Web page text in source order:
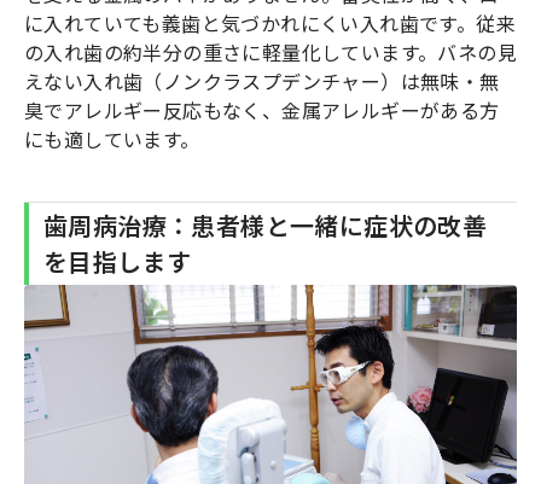
に入れていても義歯と気づかれにくい入れ歯です。従来
の入れ歯の約半分の重さに軽量化しています。バネの見
えない入れ歯（ノンクラスプデンチャー）は無味・無
臭でアレルギー反応もなく、金属アレルギーがある方
にも適しています。
歯周病治療：患者様と一緒に症状の改善
を目指します